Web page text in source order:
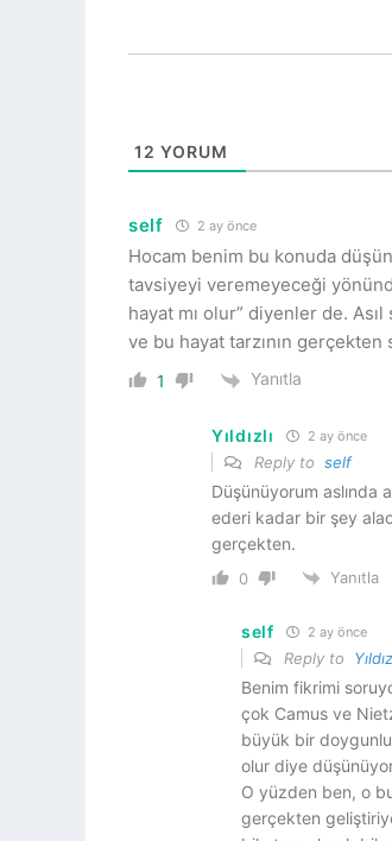
12 YORUM
self 2 ay önce
Hocam benim bu konuda
tavsiyeyi veremeyeceği
hayat mı olur” diyenler de.
ve bu hayat tarzının gerçekten
1 Yanıtla
Yıldızlı 2 ay önce
Reply to self
Düşünüyorum aslında
ederi kadar bir şey
gerçekten.
0 Yanıtla
self 2 ay önce
Reply to
Benim fikrimi
çok Camus ve
büyük bir
olur diye
O yüzden ben, o
gerçekten